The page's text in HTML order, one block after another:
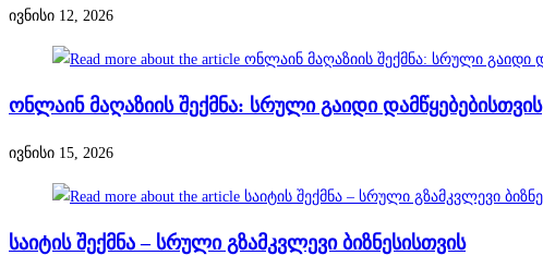
ივნისი 12, 2026
ონლაინ მაღაზიის შექმნა: სრული გაიდი დამწყებებისთვის
ივნისი 15, 2026
საიტის შექმნა – სრული გზამკვლევი ბიზნესისთვის